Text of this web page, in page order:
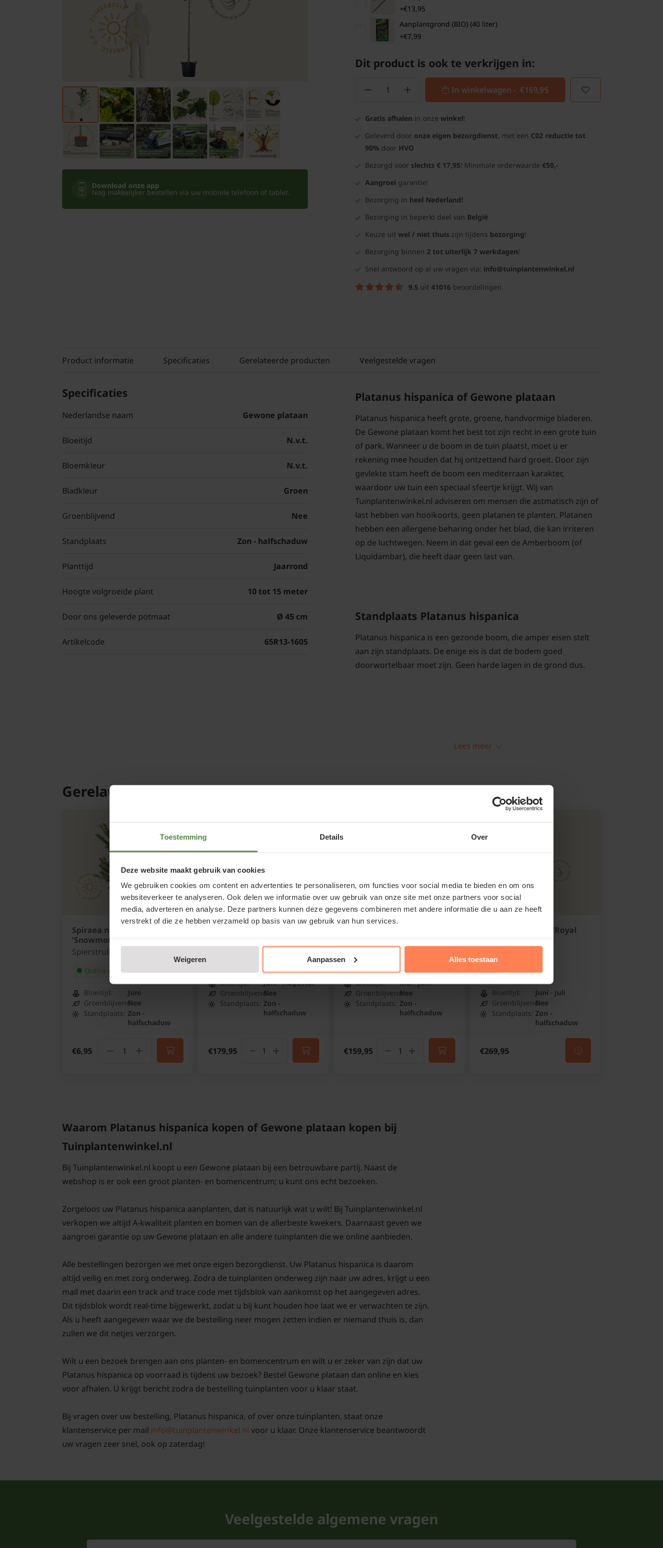
Toestemming Details Over
Deze website maakt gebruik van cookies
We gebruiken cookies om content en advertenties te personaliseren, om functies voor social media te bieden en om ons
websiteverkeer te analyseren. Ook delen we informatie over uw gebruik van onze site met onze partners voor social
media, adverteren en analyse. Deze partners kunnen deze gegevens combineren met andere informatie die u aan ze heeft
verstrekt of die ze hebben verzameld op basis van uw gebruik van hun services.
Weigeren Aanpassen Alles toestaan
Bomen
Leibomen
Kamerplanten
Bloempotten
Download onze app
Nog makkelijker bestellen via uw mobiele telefoon of tablet.
+€13,95
Aanplantgrond (BIO) (40 liter)
+€7,99
Dit product is ook te verkrijgen in:
In winkelwagen - €169,95
Gratis afhalen in onze winkel!
Geleverd door onze eigen bezorgdienst, met een C02 reductie tot
90% door HVO
Bezorgd voor slechts € 17,95! Minimale orderwaarde €50,-
Aangroei garantie!
Bezorging in heel Nederland!
Bezorging in beperkt deel van België
Keuze uit wel / niet thuis zijn tijdens bezorging!
Bezorging binnen 2 tot uiterlijk 7 werkdagen!
Snel antwoord op al uw vragen via: info@tuinplantenwinkel.nl
9.5 uit 41016 beoordelingen
Product informatie Specificaties Gerelateerde producten Veelgestelde vragen
Specificaties
Nederlandse naam Gewone plataan
Bloeitijd N.v.t.
Bloemkleur N.v.t.
Bladkleur Groen
Groenblijvend Nee
Standplaats Zon - halfschaduw
Planttijd Jaarrond
Hoogte volgroeide plant 10 tot 15 meter
Door ons geleverde potmaat Ø 45 cm
Artikelcode 65R13-1605
Platanus hispanica of Gewone plataan
Platanus hispanica heeft grote, groene, handvormige bladeren.
De Gewone plataan komt het best tot zijn recht in een grote tuin
of park. Wanneer u de boom in de tuin plaatst, moet u er
rekening mee houden dat hij ontzettend hard groeit. Door zijn
gevlekte stam heeft de boom een mediterraan karakter,
waardoor uw tuin een speciaal sfeertje krijgt. Wij van
Tuinplantenwinkel.nl adviseren om mensen die astmatisch zijn of
last hebben van hooikoorts, geen platanen te planten. Platanen
hebben een allergene beharing onder het blad, die kan irriteren
op de luchtwegen. Neem in dat geval een de Amberboom (of
Liquidambar), die heeft daar geen last van.
Standplaats Platanus hispanica
Platanus hispanica is een gezonde boom, die amper eisen stelt
aan zijn standplaats. De enige eis is dat de bodem goed
doorwortelbaar moet zijn. Geen harde lagen in de grond dus.
Door middel van het kandelaberen van de kroon is de boom
eerste keer kan dit het beste door een professional gedaan
herfst, winter, lente én zomer is dus altijd mogelijk, met
aangroeigarantie!
Lees meer
Gerelateerde producten
Spiraea nipponica
'Snowmound'
Spierstruik
Online op voorraad
Bloeitijd:
Juni
Groenblijvend:Nee
Standplaats: Zon -
halfschaduw
€6,95
Bloeitijd:
Juni - Augustus
Groenblijvend:Nee
Standplaats: Zon -
halfschaduw
€179,95
Online op voorraad
Bloeitijd:
Mei - Juni
Groenblijvend:Nee
Standplaats: Zon -
halfschaduw
€159,95
Cotinus coggygria 'Royal
Niet op voorraad
Bloeitijd:
Juni - Juli
Groenblijvend:Nee
Standplaats: Zon -
halfschaduw
€269,95
Waarom Platanus hispanica kopen of Gewone plataan kopen bij
Tuinplantenwinkel.nl
Bij Tuinplantenwinkel.nl koopt u een Gewone plataan bij een betrouwbare partij. Naast de
webshop is er ook een groot planten- en bomencentrum; u kunt ons echt bezoeken.
Zorgeloos uw Platanus hispanica aanplanten, dat is natuurlijk wat u wilt! Bij Tuinplantenwinkel.nl
verkopen we altijd A-kwaliteit planten en bomen van de allerbeste kwekers. Daarnaast geven we
aangroei garantie op uw Gewone plataan en alle andere tuinplanten die we online aanbieden.
Alle bestellingen bezorgen we met onze eigen bezorgdienst. Uw Platanus hispanica is daarom
altijd veilig en met zorg onderweg. Zodra de tuinplanten onderweg zijn naar uw adres, krijgt u een
mail met daarin een track and trace code met tijdsblok van aankomst op het aangegeven adres.
Dit tijdsblok wordt real-time bijgewerkt, zodat u bij kunt houden hoe laat we er verwachten te zijn.
Als u heeft aangegeven waar we de bestelling neer mogen zetten indien er niemand thuis is, dan
zullen we dit netjes verzorgen.
Wilt u een bezoek brengen aan ons planten- en bomencentrum en wilt u er zeker van zijn dat uw
Platanus hispanica op voorraad is tijdens uw bezoek? Bestel Gewone plataan dan online en kies
voor afhalen. U krijgt bericht zodra de bestelling tuinplanten voor u klaar staat.
Bij vragen over uw bestelling, Platanus hispanica, of over onze tuinplanten, staat onze
klantenservice per mail info@tuinplantenwinkel.nl voor u klaar. Onze klantenservice beantwoordt
uw vragen zeer snel, ook op zaterdag!
Veelgestelde algemene vragen